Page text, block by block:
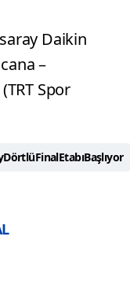
Daikin
–
Spor